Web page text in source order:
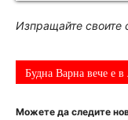
Изпращайте своите
Будна Варна вече е
Можете да следите